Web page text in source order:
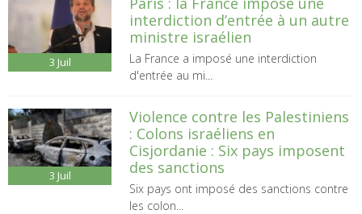
3 Juil
interdiction d’entrée à un autre
ministre israélien
La France a imposé une interdiction
d'entrée au mi...
3 Juil
Violence contre les Palestiniens
: Colons israéliens en
Cisjordanie : Six pays imposent
des sanctions
Six pays ont imposé des sanctions contre
les colon...